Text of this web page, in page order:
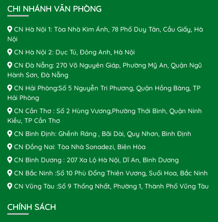
CHI NHÁNH VĂN PHÒNG
CN Hà Nội 1: Tòa Nhà Kim Ánh, 78 Phố Duy Tân, Cầu Giấy, Hà
Nội
CN Hà Nội 2: Dục Tú, Đông Anh, Hà Nội
CN Đà Nẵng: 270 Võ Nguyên Giáp, Phường Mỹ An, Quận Ngũ
Hành Sơn, Đà Nẵng
CN Hải Phòng:Số 5 Nguyễn Tri Phương, Quận Hồng Bàng, TP
Hải Phòng
CN Cần Thơ : Số 2 Hùng Vương,Phường Thới Bình, Quận Ninh
Kiều, TP Cần Thơ
CN Bình Định: Ghềnh Ráng , Bãi Dài, Quy Nhơn, Bình Định
CN Đồng Nai: Tòa Nhà Sonadezi, Biên Hòa
CN Bình Dương : 207 Xa Lộ Hà Nội, Dĩ An, Bình Dương
CN Bắc Ninh :Số 10 Phù Đổng Thiên Vương, Suối Hoa, Bắc Ninh
CN Vũng Tàu :Số 9 Thống Nhất, Phường 1, Thành Phố Vũng Tàu
CHÍNH SÁCH